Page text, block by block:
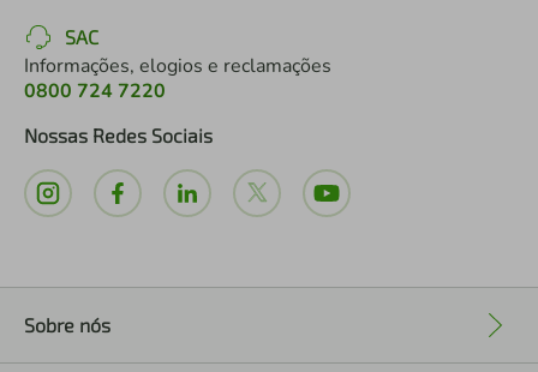
SAC
Informações, elogios e reclamações
0800 724 7220
Nossas Redes Sociais
Sobre nós